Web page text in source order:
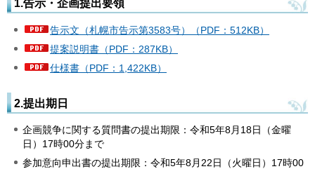
1.告示・企画提出要領
告示文（札幌市告示第3583号）（PDF：512KB）
提案説明書（PDF：287KB）
仕様書（PDF：1,422KB）
2.提出期日
企画競争に関する質問書の提出期限：令和5年8月18日（金曜
日）17時00分まで
参加意向申出書の提出期限：令和5年8月22日（火曜日）17時00